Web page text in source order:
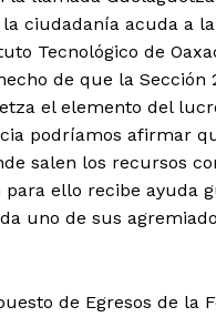
ciudadanía acuda a
Tecnológico de
de que la
el elemento del
podríamos afirmar
salen los recursos
para ello recibe ayuda
uno de sus
de Egresos de